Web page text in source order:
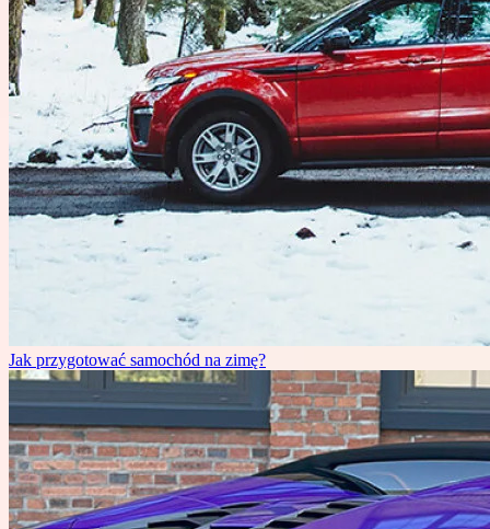
Jak przygotować samochód na zimę?